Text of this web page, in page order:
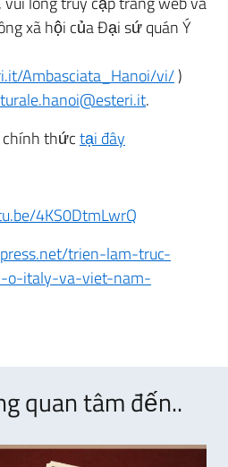
xã hội của Đại sứ quán Ý
Ambasciata_Hanoi/vi/)
.
chính thứctại đây
4KS0DtmLwrQ
trien-lam-truc-
o-italy-va-viet-nam-
quan tâm đến..